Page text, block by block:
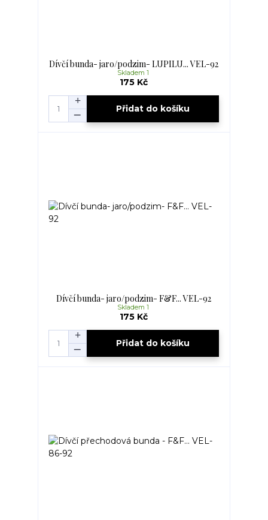
Dívčí bunda- jaro/podzim- LUPILU... VEL-92
175 Kč
Skladem 1
Přidat do košíku
Dívčí bunda- jaro/podzim- F&F... VEL-92
175 Kč
Skladem 1
Přidat do košíku